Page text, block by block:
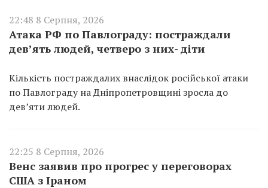
22:48 8 Серпня, 2026
Атака РФ по Павлограду: постраждали
дев’ять людей, четверо з них- діти
Кількість постраждалих внаслідок російської атаки
по Павлограду на Дніпропетровщині зросла до
дев’яти людей.
22:25 8 Серпня, 2026
Венс заявив про прогрес у переговорах
США з Іраном